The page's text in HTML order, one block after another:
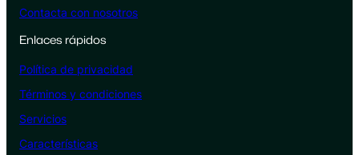
Contacta con nosotros
Enlaces rápidos
Política de privacidad
Términos y condiciones
Servicios
Características